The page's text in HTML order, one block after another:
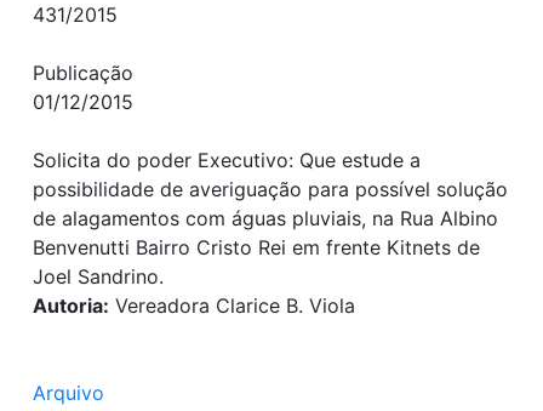
431/2015
Publicação
01/12/2015
Solicita do poder Executivo: Que estude a
possibilidade de averiguação para possível solução
de alagamentos com águas pluviais, na Rua Albino
Benvenutti Bairro Cristo Rei em frente Kitnets de
Joel Sandrino.
Autoria: Vereadora Clarice B. Viola
Arquivo